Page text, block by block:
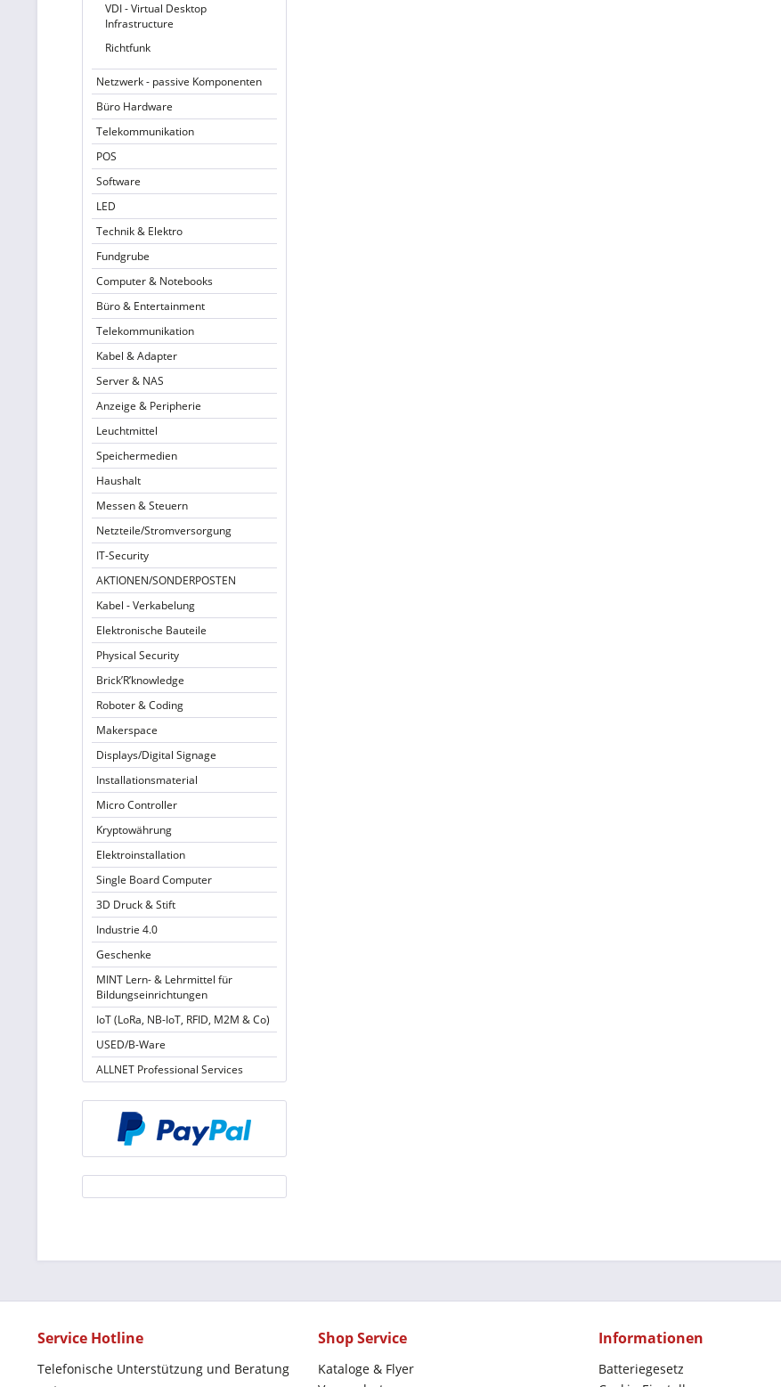
VDI - Virtual Desktop
Infrastructure
Richtfunk
Netzwerk - passive Komponenten
Büro Hardware
Telekommunikation
POS
Software
LED
Technik & Elektro
Fundgrube
Computer & Notebooks
Büro & Entertainment
Telekommunikation
Kabel & Adapter
Server & NAS
Anzeige & Peripherie
Leuchtmittel
Speichermedien
Haushalt
Messen & Steuern
Netzteile/Stromversorgung
IT-Security
AKTIONEN/SONDERPOSTEN
Kabel - Verkabelung
Elektronische Bauteile
Physical Security
Brick’R’knowledge
Roboter & Coding
Makerspace
Displays/Digital Signage
Installationsmaterial
Micro Controller
Kryptowährung
Elektroinstallation
Single Board Computer
3D Druck & Stift
Industrie 4.0
Geschenke
MINT Lern- & Lehrmittel für
Bildungseinrichtungen
IoT (LoRa, NB-IoT, RFID, M2M & Co)
USED/B-Ware
ALLNET Professional Services
Service Hotline
Telefonische Unterstützung und Beratung
Shop Service
Kataloge & Flyer
Informationen
Batteriegesetz